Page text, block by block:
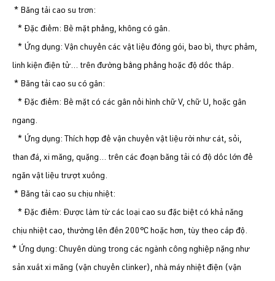
* Băng tải cao su trơn:
* Đặc điểm: Bề mặt phẳng, không có gân.
* Ứng dụng: Vận chuyển các vật liệu đóng gói, bao bì, thực phẩm,
linh kiện điện tử... trên đường bằng phẳng hoặc độ dốc thấp.
* Băng tải cao su có gân:
* Đặc điểm: Bề mặt có các gân nổi hình chữ V, chữ U, hoặc gân
ngang.
* Ứng dụng: Thích hợp để vận chuyển vật liệu rời như cát, sỏi,
than đá, xi măng, quặng... trên các đoạn băng tải có độ dốc lớn để
ngăn vật liệu trượt xuống.
* Băng tải cao su chịu nhiệt:
* Đặc điểm: Được làm từ các loại cao su đặc biệt có khả năng
chịu nhiệt cao, thường lên đến 200°C hoặc hơn, tùy theo cấp độ.
* Ứng dụng: Chuyên dùng trong các ngành công nghiệp nặng như
sản xuất xi măng (vận chuyển clinker), nhà máy nhiệt điện (vận